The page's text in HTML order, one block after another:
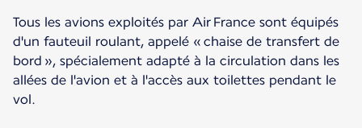
Tous les avions exploités par Air France sont équipés
d'un fauteuil roulant, appelé « chaise de transfert de
bord », spécialement adapté à la circulation dans les
allées de l'avion et à l'accès aux toilettes pendant le
vol.